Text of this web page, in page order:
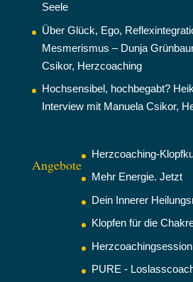
Seele
Über Glück, Ego,
Mesmerismus – Dunja
Csikor, Herzcoaching
Hochsensibel, hochbegabt?
Interview mit Manuela Csikor,
Angebote
Herzcoaching-
Mehr Energie. Jetzt
Dein Innerer
Klopfen für die
Herzcoachingsession
PURE -